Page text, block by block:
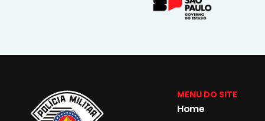
MENU DO SITE
Home